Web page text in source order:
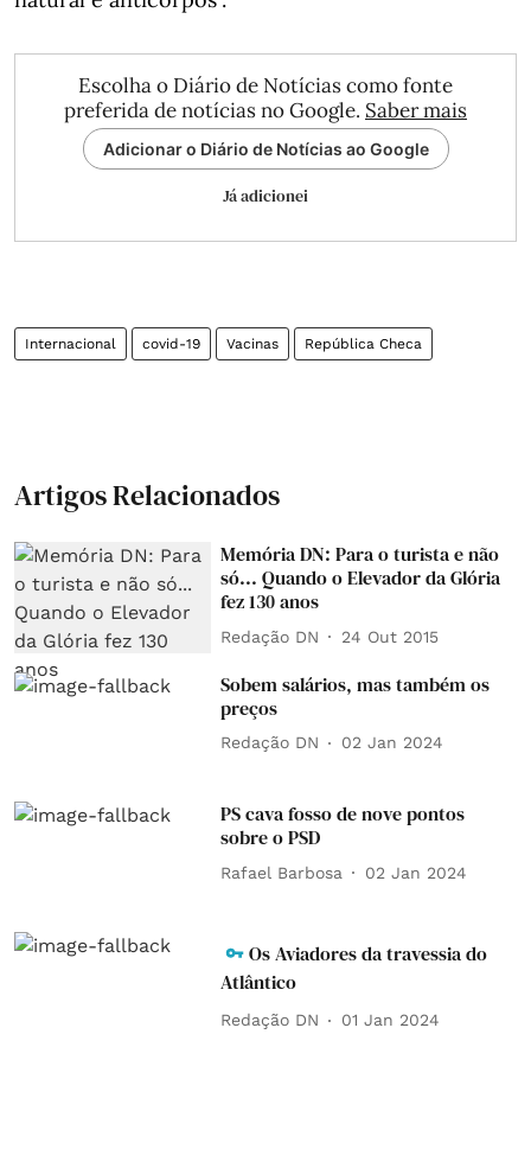
Escolha o Diário de Notícias como fonte
preferida de notícias no Google. Saber mais
Adicionar o Diário de Notícias ao Google
Já adicionei
Internacional covid-19 Vacinas República Checa
Artigos Relacionados
Memória DN: Para o turista e não
só... Quando o Elevador da Glória
fez 130 anos
Redação DN 24 Out 2015
Sobem salários, mas também os
preços
Redação DN 02 Jan 2024
PS cava fosso de nove pontos
sobre o PSD
Rafael Barbosa 02 Jan 2024
Os Aviadores da travessia do
Atlântico
Redação DN 01 Jan 2024